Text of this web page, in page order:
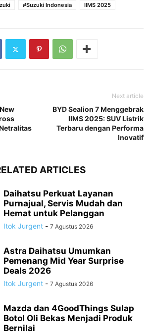
#Suzuki Indonesia IIMS 2025
Next article
BYD Sealion 7 Menggebrak
IIMS 2025: SUV Listrik
Terbaru dengan Performa
Inovatif
ARTICLES
Daihatsu Perkuat Layanan
Purnajual, Servis Mudah dan
Hemat untuk Pelanggan
Itok Jurgent - 7 Agustus 2026
Astra Daihatsu Umumkan
Pemenang Mid Year Surprise
Deals 2026
Itok Jurgent - 7 Agustus 2026
Mazda dan 4GoodThings Sulap
Botol Oli Bekas Menjadi Produk
Bernilai